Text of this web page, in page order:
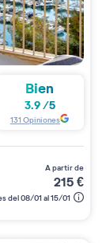
Bien
3.9/5
131 Opiniones
a partir de
215€
del 08/01 al 15/01